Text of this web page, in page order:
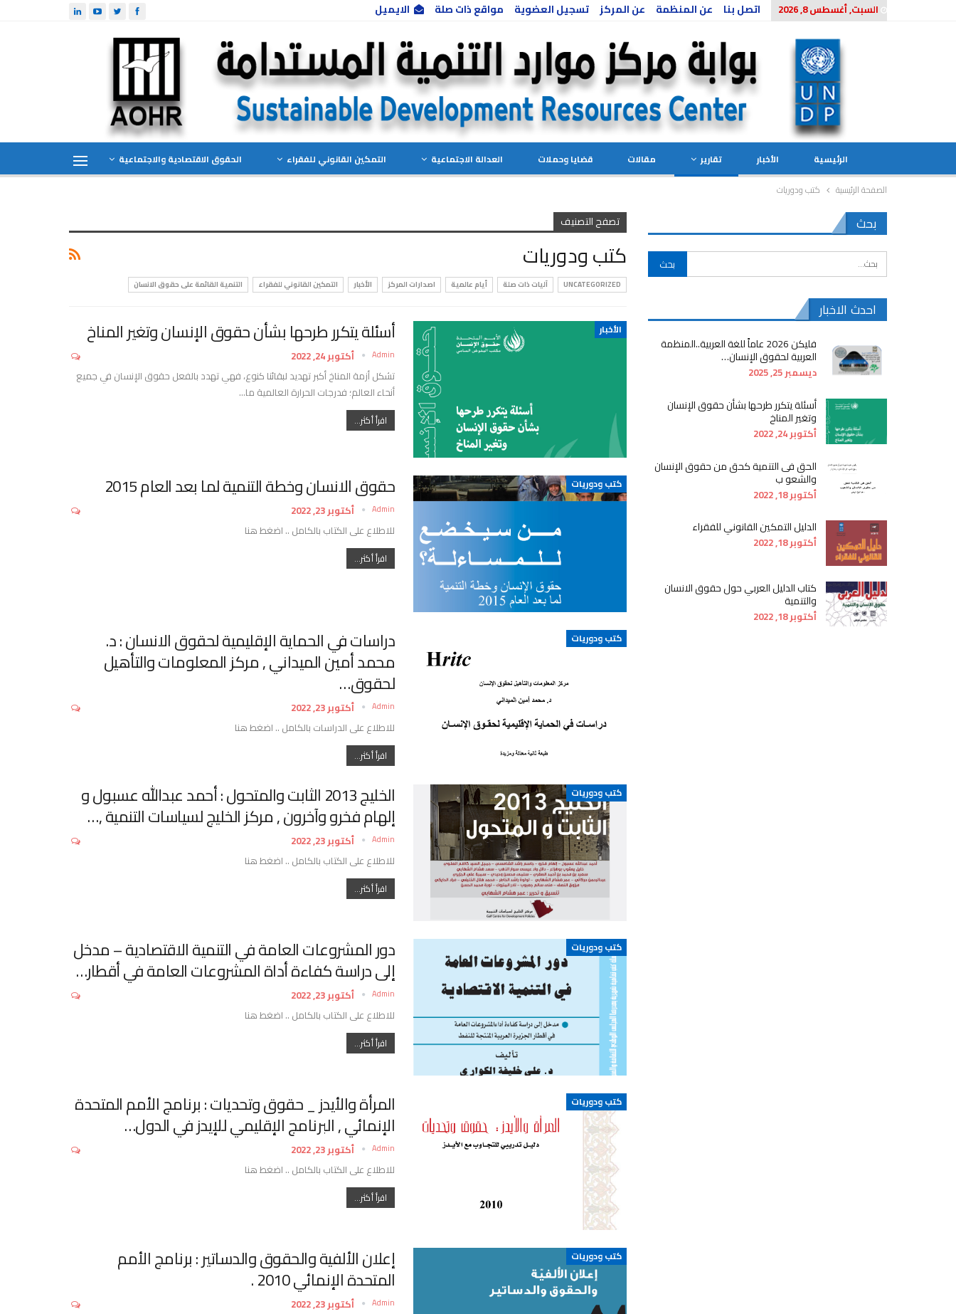
السبت, أغسطس 8, 2026 اتصل بنا عن المنظمة عن المركز تسجيل العضوية مواقع ذات صلة الايميل
الرئيسية الأخبار تقارير مقالات قضايا وحملات العدالة الاجتماعية التمكين القانوني للفقراء
الحقوق الاقتصادية والاجتماعية
الصفحة الرئيسية
كتب ودوريات
تصفح التصنيف
كتب ودوريات
UNCATEGORIZED آليات ذات صلة أيام عالمية اصدارات المركز الأخبار التمكين القانوني للفقراء التنمية القائمة على حقوق الانسان
الأخبار أسئلة يتكرر طرحها بشأن حقوق الإنسان وتغير المناخ
Admin
أكتوبر 24, 2022
تشكل أزمة المناخ أكبر تهديد لبقائنا كنوع، فهي تهدد بالفعل حقوق الإنسان في جميع
أنحاء العالم؛ فدرجات الحرارة العالمية ما…
اقرأ أكثر...
كتب ودوريات حقوق الانسان وخطة التنمية لما بعد العام 2015
Admin
أكتوبر 23, 2022
للاطلاع على الكتاب بالكامل .. اضغط هنا
اقرأ أكثر...
كتب ودوريات دراسات في الحماية الإقليمية لحقوق الانسان : د.
محمد أمين الميداني , مركز المعلومات والتأهيل
لحقوق…
Admin
أكتوبر 23, 2022
للاطلاع على الدراسات بالكامل .. اضغط هنا
اقرأ أكثر...
كتب ودوريات الخليج 2013 الثابت والمتحول : أحمد عبدالله عسبول و
إلهام فخرو وآخرون , مركز الخليج لسياسات التنمية ,…
Admin
أكتوبر 23, 2022
للاطلاع على الكتاب بالكامل .. اضغط هنا
اقرأ أكثر...
كتب ودوريات دور المشروعات العامة في التنمية الاقتصادية – مدخل
إلى دراسة كفاءة أداة المشروعات العامة في أقطار…
Admin
أكتوبر 23, 2022
للاطلاع على الكتاب بالكامل .. اضغط هنا
اقرأ أكثر...
كتب ودوريات المرأة والأيدز _ حقوق وتحديات : برنامج الأمم المتحدة
الإنمائي , البرنامج الإقليمي للإيدز في الدول…
Admin
أكتوبر 23, 2022
للاطلاع على الكتاب بالكامل .. اضغط هنا
اقرأ أكثر...
كتب ودوريات إعلان الألفية والحقوق والدساتير : برنامج الأمم
المتحدة الإنمائي 2010 .
Admin
أكتوبر 23, 2022
بحث
احدث الاخبار
فليكن 2026 عاماً للغة العربية..المنظمة
العربية لحقوق الإنسان…
ديسمبر 25, 2025
أسئلة يتكرر طرحها بشأن حقوق الإنسان
وتغير المناخ
أكتوبر 24, 2022
الحق فى التنمية كحق من حقوق الإنسان
والشعو ب
أكتوبر 18, 2022
الدليل التمكين القانوني للفقراء
أكتوبر 18, 2022
كتاب الدليل العربي حول حقوق الانسان
والتنمية
أكتوبر 18, 2022